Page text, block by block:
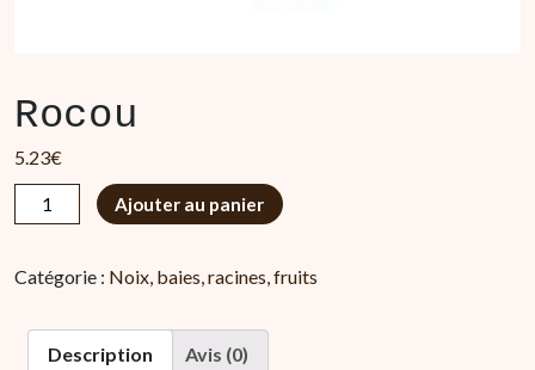
Rocou
5.23€
quantité
de
Ajouter au panier
Catégorie : Noix, baies, racines, fruits
Description Avis (0)